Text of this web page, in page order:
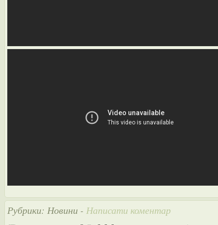
Рубрики: Новини - Написати коментар